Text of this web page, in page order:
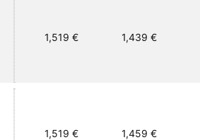
1,519 € 1,439 €
1,519 € 1,459 €